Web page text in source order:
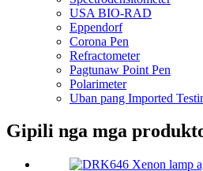
USA BIO-RAD
Eppendorf
Corona Pen
Refractometer
Pagtunaw Point Pen
Polarimeter
Uban pang Imported
Gipili nga mga